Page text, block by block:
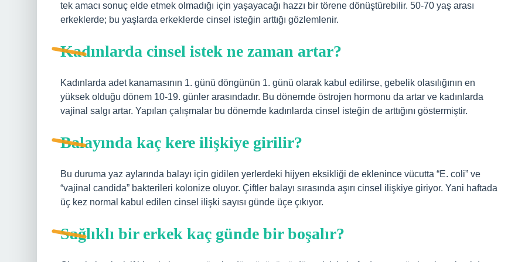
tek amacı sonuç elde etmek olmadığı için yaşayacağı hazzı bir törene dönüştürebilir. 50-70 yaş arası
erkeklerde; bu yaşlarda erkeklerde cinsel isteğin arttığı gözlemlenir.
Kadınlarda cinsel istek ne zaman artar?
Kadınlarda adet kanamasının 1. günü döngünün 1. günü olarak kabul edilirse, gebelik olasılığının en
yüksek olduğu dönem 10-19. günler arasındadır. Bu dönemde östrojen hormonu da artar ve kadınlarda
vajinal salgı artar. Yapılan çalışmalar bu dönemde kadınlarda cinsel isteğin de arttığını göstermiştir.
Balayında kaç kere ilişkiye girilir?
Bu duruma yaz aylarında balayı için gidilen yerlerdeki hijyen eksikliği de eklenince vücutta “E. coli” ve
“vajinal candida” bakterileri kolonize oluyor. Çiftler balayı sırasında aşırı cinsel ilişkiye giriyor. Yani haftada
üç kez normal kabul edilen cinsel ilişki sayısı günde üçe çıkıyor.
Sağlıklı bir erkek kaç günde bir boşalır?